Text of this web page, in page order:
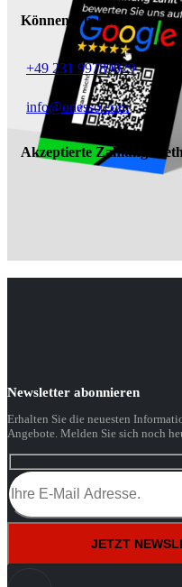
Können wir helfen?
+49 231 99789029
info@onesso.com
Akzeptierte
Newsletter abonnieren
Erhalten Sie die neuesten
Angebote. Melden Sie sich noch